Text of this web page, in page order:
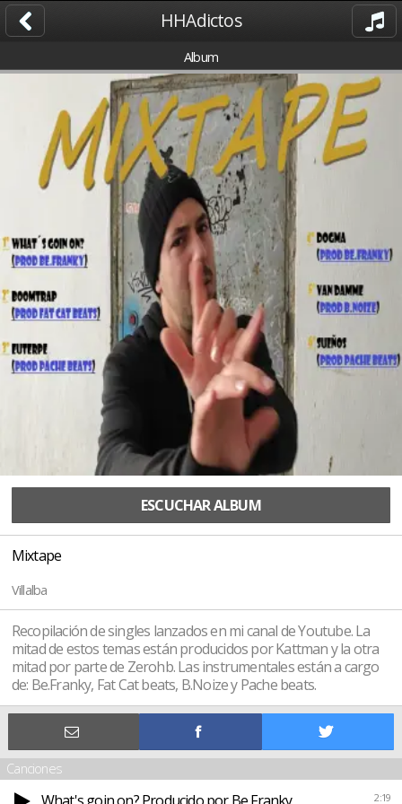
HHAdictos
Album
ESCUCHAR ALBUM
Mixtape
Villalba
Recopilación de singles lanzados en mi canal de Youtube. La
mitad de estos temas están producidos por Kattman y la otra
mitad por parte de Zerohb. Las instrumentales están a cargo
de: Be.Franky, Fat Cat beats, B.Noize y Pache beats.
Canciones
2:19